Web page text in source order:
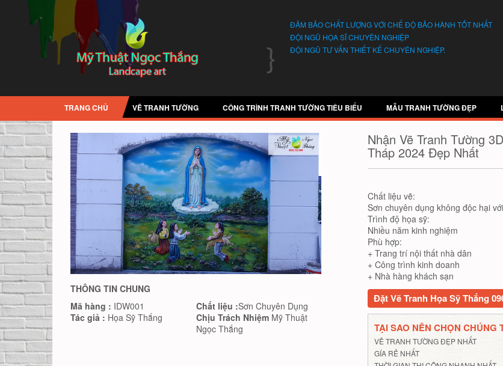
ĐẢM BẢO CHẤT LƯỢNG VỚI CHẾ ĐỘ BẢO HÀNH TỐT NHẤT
ĐỘI NGŨ HỌA SĨ CHUYÊN NGHIỆP
ĐỘI NGŨ TƯ VẤN THIẾT KẾ CHUYÊN NGHIỆP.
TRANG CHỦ VẼ TRANH TƯỜNG CÔNG TRÌNH TRANH TƯỜNG TIÊU BIỂU MẪU TRANH TƯỜNG ĐẸP
THÔNG TIN CHUNG
Mã hàng : IDW001 Chất liệu :Sơn Chuyên Dụng
Tác giả : Họa Sỹ Thắng Chịu Trách NhiệmMỹ Thuật
Ngọc Thắng
Nhận Vẽ Tranh Tường
Tháp 2024 Đẹp Nhất
Chất liệu vẽ:
Sơn chuyên dụng không độc hại
Trình độ họa sỹ:
Nhiều năm kinh nghiệm
Phù hợp:
+ Trang trí nội thất nhà dân
+ Công trình kinh doanh
+ Nhà hàng khách sạn
Đặt Vẽ Tranh Họa Sỹ Thắng
TẠI SAO NÊN CHỌN CHÚNG
VẼ TRANH TƯỜNG ĐẸP NHẤT
GÍA RẺ NHẤT